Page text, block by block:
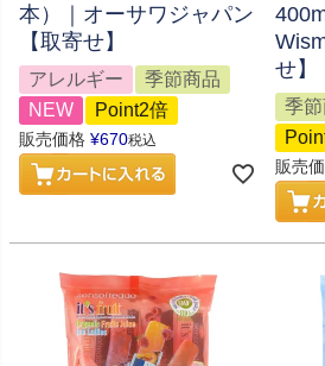
本）｜オーサワジャパン
【取寄せ】
アレルギー
季節商品
NEW
Point2倍
販売価格 ¥670税込
せ】
季
販売